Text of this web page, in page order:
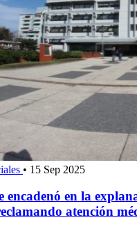
• 15 Sep 2025
encadenó en la
atención